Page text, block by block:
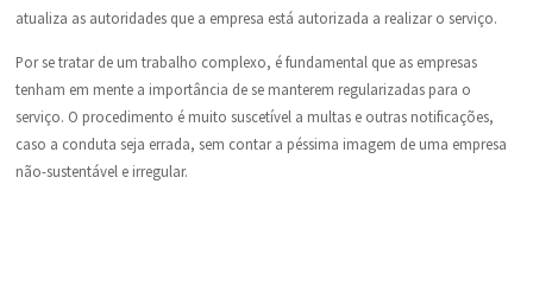
atualiza as autoridades que a empresa está autorizada a realizar o serviço.
Por se tratar de um trabalho complexo, é fundamental que as empresas
tenham em mente a importância de se manterem regularizadas para o
serviço. O procedimento é muito suscetível a multas e outras notificações,
caso a conduta seja errada, sem contar a péssima imagem de uma empresa
não-sustentável e irregular.